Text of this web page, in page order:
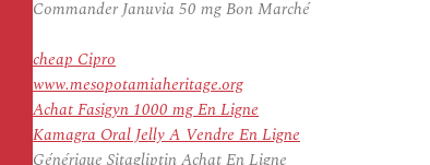
Commander Januvia 50 mg Bon Marché
cheap Cipro
www.mesopotamiaheritage.org
Achat Fasigyn 1000 mg En Ligne
Kamagra Oral Jelly A Vendre En Ligne